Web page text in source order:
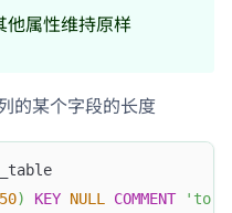
他属性维持原样
的某个字段的长度
50) KEY NULL COMMENT 'to